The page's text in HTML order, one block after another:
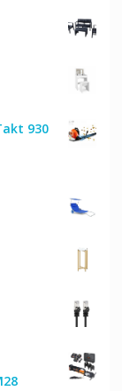
930